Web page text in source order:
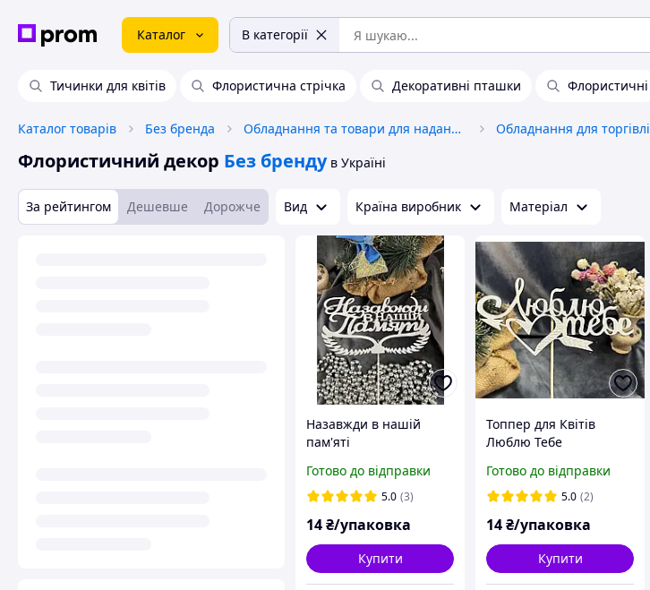
Каталог В категорії
Тичинки для квітів Флористична стрічка Декоративні пташки Флористичні
Каталог товарів Без бренда Обладнання та товари для надання послуг Обладнання для торгівлі
Флористичний декор Без бренду в Україні
За рейтингом Дешевше Дорожче Вид Країна виробник Матеріал
Назавжди в нашій
пам'яті
Готово до відправки
5.0 (3)
14₴/упаковка
Купити
Топпер для Квітів
Люблю Тебе
Готово до відправки
5.0 (2)
14₴/упаковка
Купити